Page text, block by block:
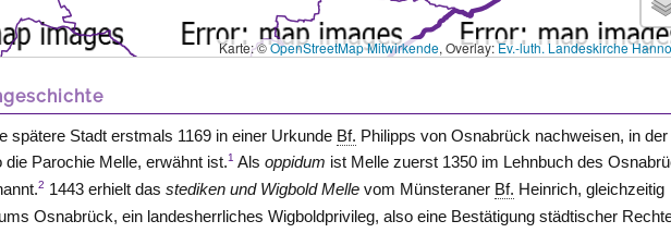
Karte: ©OpenStreetMap Mitwirkende, Overlay:Ev.-luth. Landeskirche
spätere Stadt erstmals 1169 in einer Urkunde Bf. Philipps von Osnabrück nachweisen, in der
die Parochie Melle, erwähnt ist.1 Alsoppidum ist Melle zuerst 1350 im Lehnbuch des
2 1443 erhielt dasstediken und Wigbold Melle vom Münsteraner Bf. Heinrich, gleichzeitig
Osnabrück, ein landesherrliches Wigboldprivileg, also eine Bestätigung städtischer